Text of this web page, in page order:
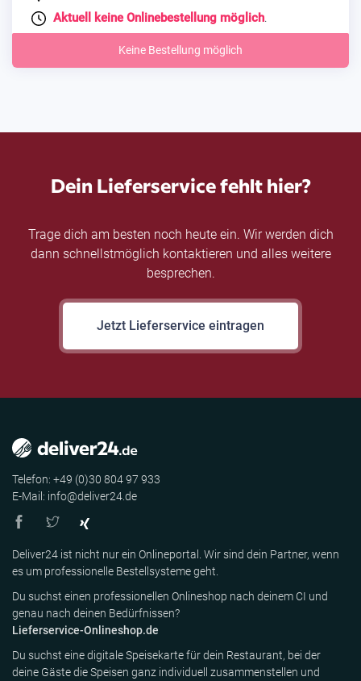
Aktuell keine Onlinebestellung möglich
Keine Bestellung möglich
Dein Lieferservice fehlt hier?
Trage dich am besten noch heute ein. Wir werden dich
dann schnellstmöglich kontaktieren und alles weitere
besprechen.
Jetzt Lieferservice eintragen
Telefon: +49 (0)30 804 97 933
E-Mail: info@deliver24.de
Deliver24 ist nicht nur ein Onlineportal. Wir sind dein Partner, wenn
es um professionelle Bestellsysteme geht.
Du suchst einen professionellen Onlineshop nach deinem CI und
genau nach deinen Bedürfnissen?
Lieferservice-Onlineshop.de
Du suchst eine digitale Speisekarte für dein Restaurant, bei der
deine Gäste die Speisen ganz individuell zusammenstellen und